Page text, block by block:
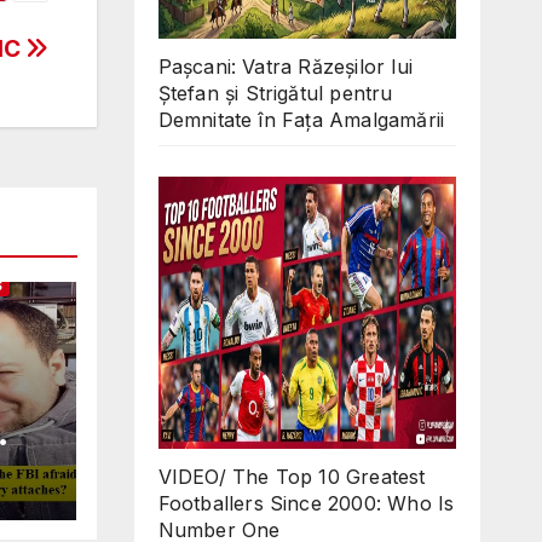
in
Pașcani: Vatra Răzeșilor lui
Ștefan și Strigătul pentru
Demnitate în Fața Amalgamării
VIDEO/ The Top 10 Greatest
Footballers Since 2000: Who Is
Number One